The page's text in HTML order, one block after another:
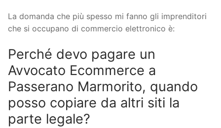
La domanda che più spesso mi fanno gli imprenditori
che si occupano di commercio elettronico è:
Perché devo pagare un
Avvocato Ecommerce a
Passerano Marmorito, quando
posso copiare da altri siti la
parte legale?